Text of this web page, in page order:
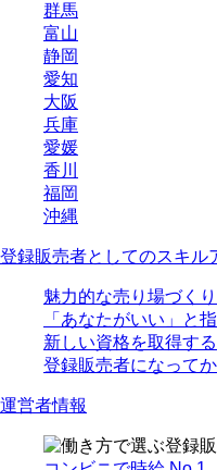
群馬
富山
静岡
愛知
大阪
兵庫
愛媛
香川
福岡
沖縄
登録販売者としてのスキル
魅力的な売り場づく
「あなたがいい」と
新しい資格を取得する
登録販売者になって
運営者情報